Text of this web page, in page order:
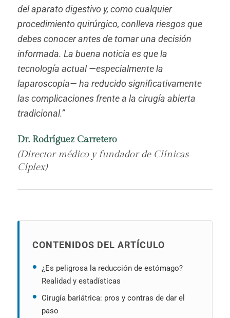
del aparato digestivo y, como cualquier
procedimiento quirúrgico, conlleva riesgos que
debes conocer antes de tomar una decisión
informada. La buena noticia es que la
tecnología actual —especialmente la
laparoscopia— ha reducido significativamente
las complicaciones frente a la cirugía abierta
tradicional.”
Dr. Rodríguez Carretero
(Director médico y fundador de Clínicas
Cíplex)
CONTENIDOS DEL ARTÍCULO
¿Es peligrosa la reducción de estómago?
Realidad y estadísticas
Cirugía bariátrica: pros y contras de dar el
paso